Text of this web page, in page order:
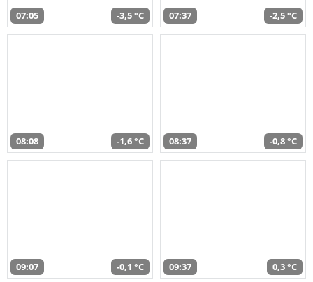
07:05 -3,5 °C 07:37 -2,5 °C
08:08 -1,6 °C 08:37 -0,8 °C
09:07 -0,1 °C 09:37 0,3 °C